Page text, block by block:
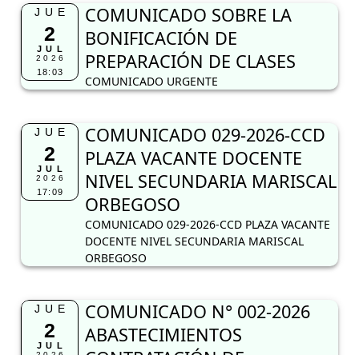
JUE
2
JUL
2026
18:03
COMUNICADO SOBRE LA
BONIFICACIÓN DE
PREPARACIÓN DE CLASES
COMUNICADO URGENTE
JUE
2
JUL
2026
17:09
COMUNICADO 029-2026-CCD
PLAZA VACANTE DOCENTE
NIVEL SECUNDARIA MARISCAL
ORBEGOSO
COMUNICADO 029-2026-CCD PLAZA VACANTE
DOCENTE NIVEL SECUNDARIA MARISCAL
ORBEGOSO
JUE
2
JUL
COMUNICADO N° 002-2026
ABASTECIMIENTOS